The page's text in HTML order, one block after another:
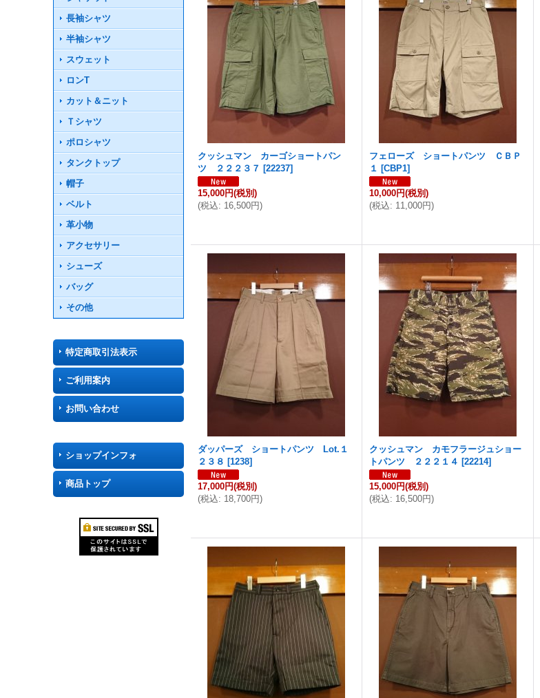
長袖シャツ
半袖シャツ
スウェット
ロンT
カット＆ニット
Ｔシャツ
ポロシャツ
タンクトップ
帽子
ベルト
革小物
アクセサリー
シューズ
バッグ
その他
特定商取引法表示
ご利用案内
お問い合わせ
ショップインフォ
商品トップ
クッシュマン カーゴショートパン
ツ ２２２３７ [22237]
15,000円(税別)
(税込: 16,500円)
フェローズ ショートパンツ ＣＢＰ
１ [CBP1]
10,000円(税別)
(税込: 11,000円)
ダッパーズ ショートパンツ Lot.１
２３８ [1238]
17,000円(税別)
(税込: 18,700円)
クッシュマン カモフラージュショー
トパンツ ２２２１４ [22214]
15,000円(税別)
(税込: 16,500円)